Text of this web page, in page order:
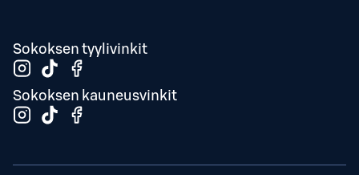
Sokoksen tyylivinkit
Sokoksen kauneusvinkit